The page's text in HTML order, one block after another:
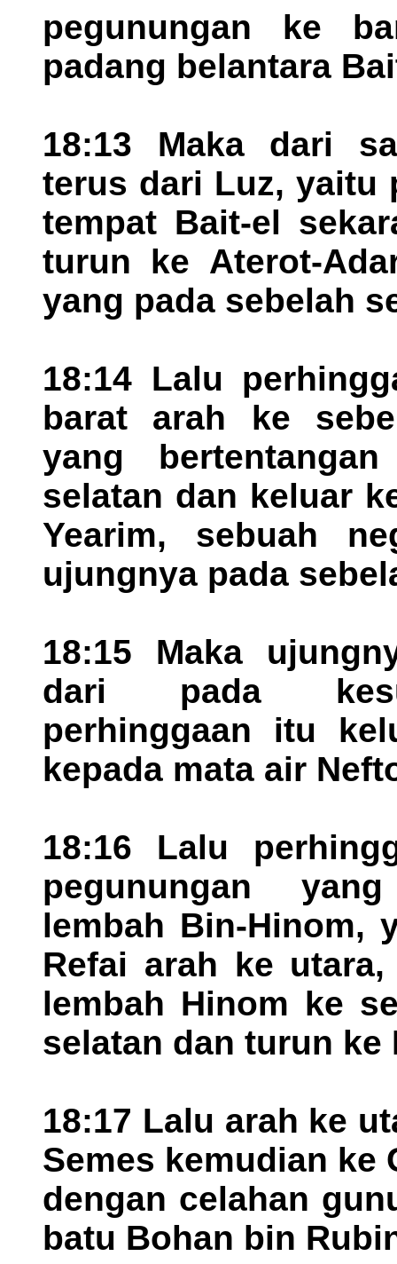
pegunungan ke
padang belantara
18:13 Maka dari
terus dari Luz, yaitu
tempat Bait-el
turun ke Aterot-
yang pada sebelah
18:14 Lalu
barat arah ke
yang
selatan dan keluar
Yearim, sebuah
ujungnya pada
18:15 Maka
dari pada
perhinggaan itu
kepada mata air
18:16 Lalu
pegunungan
lembah Bin-Hinom,
Refai arah ke
lembah Hinom ke
selatan dan turun ke
18:17 Lalu arah ke
Semes kemudian ke
dengan celahan
batu Bohan bin